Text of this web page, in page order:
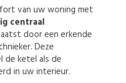
van uw woning met
centraal
door een erkende
Deze
de ketel als de
in uw interieur.